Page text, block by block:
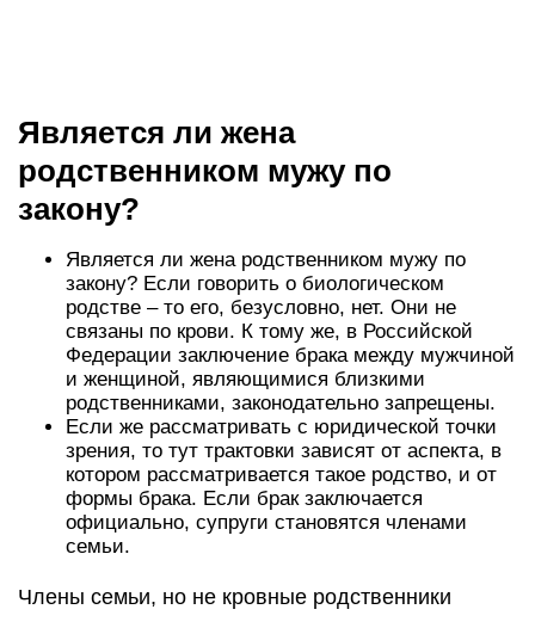
Является ли жена
родственником мужу по
закону?
Является ли жена родственником мужу по
закону? Если говорить о биологическом
родстве – то его, безусловно, нет. Они не
связаны по крови. К тому же, в Российской
Федерации заключение брака между мужчиной
и женщиной, являющимися близкими
родственниками, законодательно запрещены.
Если же рассматривать с юридической точки
зрения, то тут трактовки зависят от аспекта, в
котором рассматривается такое родство, и от
формы брака. Если брак заключается
официально, супруги становятся членами
семьи.
Члены семьи, но не кровные родственники